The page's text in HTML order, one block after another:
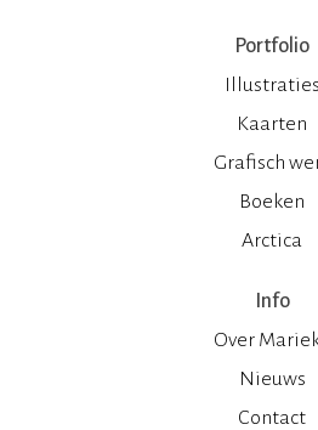
Portfolio
Illustraties
Kaarten
Grafisch
Boeken
Arctica
Info
Over
Nieuws
Contact